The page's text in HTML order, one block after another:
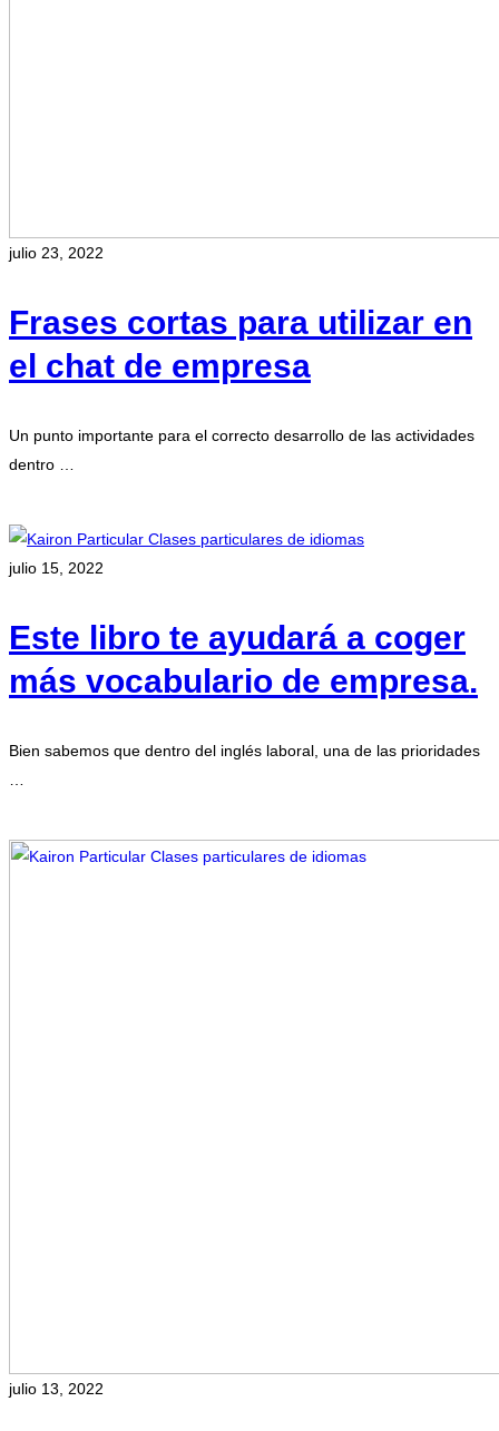
julio 23, 2022
Frases cortas para utilizar en
el chat de empresa
Un punto importante para el correcto desarrollo de las actividades
dentro …
julio 15, 2022
Este libro te ayudará a coger
más vocabulario de empresa.
Bien sabemos que dentro del inglés laboral, una de las prioridades
julio 13, 2022